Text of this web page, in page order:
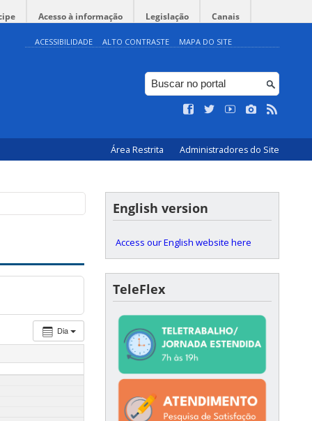
Acesso à informação Legislação Canais
ACESSIBILIDADE ALTO CONTRASTE MAPA DO SITE
Área Restrita Administradores do Site
Dia
English version
Access our English website here
TeleFlex